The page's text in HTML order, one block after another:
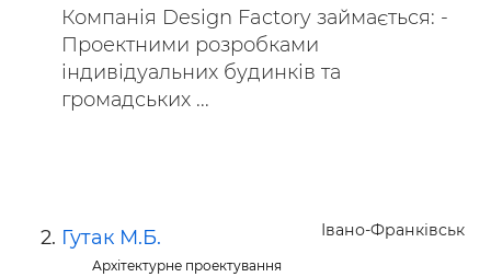
Компанія Design Factory займається: -
Проектними розробками
індивідуальних будинків та
громадських ...
Івано-Франківськ
Гутак М.Б.
Архітектурне проектування